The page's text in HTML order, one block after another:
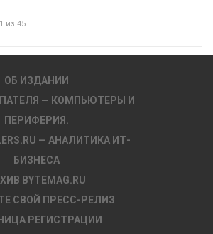
1 из 45
ОБ ИЗДАНИИ
— КОМПЬЮТЕРЫ И
ПЕРИФЕРИЯ.
— АНАЛИТИКА ИТ-
БИЗНЕСА
BYTEMAG.RU
СВОЙ ПРЕСС-РЕЛИЗ
РЕГИСТРАЦИИ